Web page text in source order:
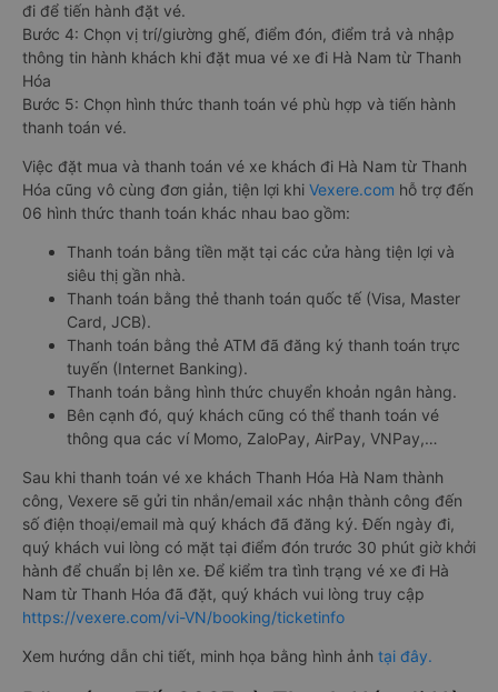
đi để tiến hành đặt vé.
Bước 4: Chọn vị trí/giường ghế, điểm đón, điểm trả và nhập
thông tin hành khách khi đặt mua vé xe đi Hà Nam từ Thanh
Hóa
Bước 5: Chọn hình thức thanh toán vé phù hợp và tiến hành
thanh toán vé.
Việc đặt mua và thanh toán vé xe khách đi Hà Nam từ Thanh
Hóa cũng vô cùng đơn giản, tiện lợi khi Vexere.com hỗ trợ đến
06 hình thức thanh toán khác nhau bao gồm:
Thanh toán bằng tiền mặt tại các cửa hàng tiện lợi và
siêu thị gần nhà.
Thanh toán bằng thẻ thanh toán quốc tế (Visa, Master
Card, JCB).
Thanh toán bằng thẻ ATM đã đăng ký thanh toán trực
tuyến (Internet Banking).
Thanh toán bằng hình thức chuyển khoản ngân hàng.
Bên cạnh đó, quý khách cũng có thể thanh toán vé
thông qua các ví Momo, ZaloPay, AirPay, VNPay,…
Sau khi thanh toán vé xe khách Thanh Hóa Hà Nam thành
công, Vexere sẽ gửi tin nhắn/email xác nhận thành công đến
số điện thoại/email mà quý khách đã đăng ký. Đến ngày đi,
quý khách vui lòng có mặt tại điểm đón trước 30 phút giờ khởi
hành để chuẩn bị lên xe. Để kiểm tra tình trạng vé xe đi Hà
Nam từ Thanh Hóa đã đặt, quý khách vui lòng truy cập
https://vexere.com/vi-VN/booking/ticketinfo
Xem hướng dẫn chi tiết, minh họa bằng hình ảnh tại đây.